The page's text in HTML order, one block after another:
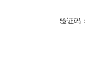
验证码：